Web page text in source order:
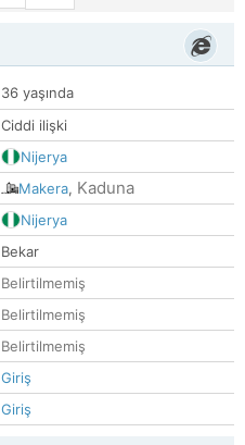
36 yaşında
Ciddi ilişki
Nijerya
Makera, Kaduna
Nijerya
Bekar
Belirtilmemiş
Belirtilmemiş
Belirtilmemiş
Giriş
Giriş